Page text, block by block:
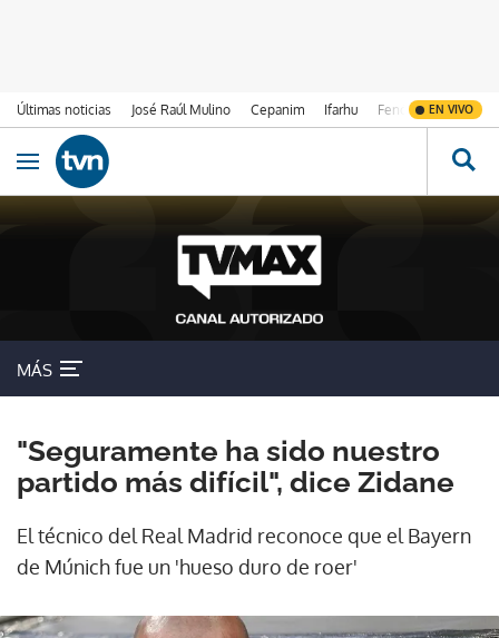
Últimas noticias José Raúl Mulino Cepanim Ifarhu Fenómeno de El
EN VIVO
Ir al contenido
Obrir navegació
MÁS
"Seguramente ha sido nuestro
partido más difícil", dice Zidane
El técnico del Real Madrid reconoce que el Bayern
de Múnich fue un 'hueso duro de roer'